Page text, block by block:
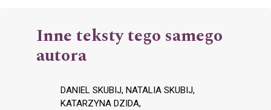
Inne teksty tego samego
autora
DANIEL SKUBIJ, NATALIA SKUBIJ,
KATARZYNA DZIDA,